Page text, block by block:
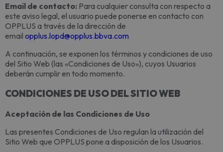
Email de contacto: Para cualquier consulta con respecto a
este aviso legal, el usuario puede ponerse en contacto con
OPPLUS a través de la dirección de
email opplus.lopd@opplus.bbva.com
A continuación, se exponen los términos y condiciones de uso
del Sitio Web (las «Condiciones de Uso»), cuyos Usuarios
deberán cumplir en todo momento.
CONDICIONES DE USO DEL SITIO WEB
Aceptación de las Condiciones de Uso
Las presentes Condiciones de Uso regulan la utilización del
Sitio Web que OPPLUS pone a disposición de los Usuarios.